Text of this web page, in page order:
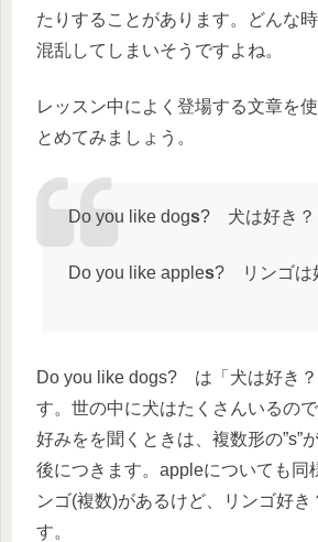
たりすることがあります。どんな
混乱してしまいそうですよね。
レッスン中によく登場する文章を
とめてみましょう。
Do you like dogs? 犬は好き？
Do you like apples? リンゴは
Do you like dogs? は「犬は好き
す。世の中に犬はたくさんいるの
好みをを聞くときは、複数形の”s”
後につきます。appleについても同
ンゴ(複数)があるけど、リンゴ好き
す。